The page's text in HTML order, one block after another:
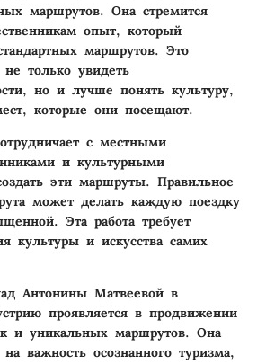
маршрутов. Она стремится
опыт, который
маршрутов. Это
не только увидеть
но и лучше понять культуру,
которые они посещают.
с местными
и культурными
эти маршруты. Правильное
может делать каждую поездку
Эта работа требует
культуры и искусства самих
Антонины Матвеевой в
проявляется в продвижении
и уникальных маршрутов. Она
важность осознанного туризма,